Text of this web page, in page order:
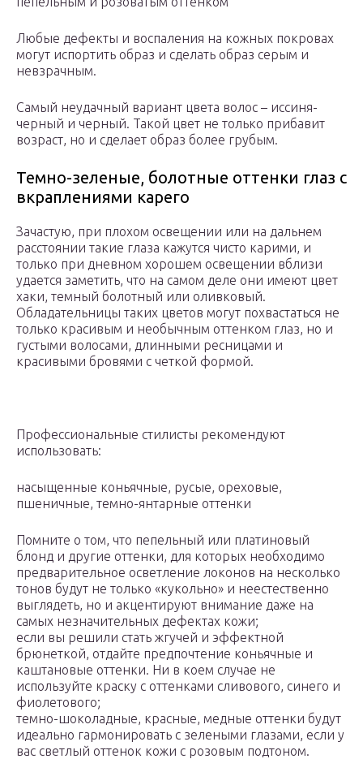
Любые дефекты и воспаления на кожных покровах
могут испортить образ и сделать образ серым и
невзрачным.
Самый неудачный вариант цвета волос – иссиня-
черный и черный. Такой цвет не только прибавит
возраст, но и сделает образ более грубым.
Темно-зеленые, болотные оттенки глаз с
вкраплениями карего
Зачастую, при плохом освещении или на дальнем
расстоянии такие глаза кажутся чисто карими, и
только при дневном хорошем освещении вблизи
удается заметить, что на самом деле они имеют цвет
хаки, темный болотный или оливковый.
Обладательницы таких цветов могут похвастаться не
только красивым и необычным оттенком глаз, но и
густыми волосами, длинными ресницами и
красивыми бровями с четкой формой.
Профессиональные стилисты рекомендуют
использовать:
насыщенные коньячные, русые, ореховые,
пшеничные, темно-янтарные оттенки
Помните о том, что пепельный или платиновый
блонд и другие оттенки, для которых необходимо
предварительное осветление локонов на несколько
тонов будут не только «кукольно» и неестественно
выглядеть, но и акцентируют внимание даже на
самых незначительных дефектах кожи;
если вы решили стать жгучей и эффектной
брюнеткой, отдайте предпочтение коньячные и
каштановые оттенки. Ни в коем случае не
используйте краску с оттенками сливового, синего и
фиолетового;
темно-шоколадные, красные, медные оттенки будут
идеально гармонировать с зелеными глазами, если у
вас светлый оттенок кожи с розовым подтоном.